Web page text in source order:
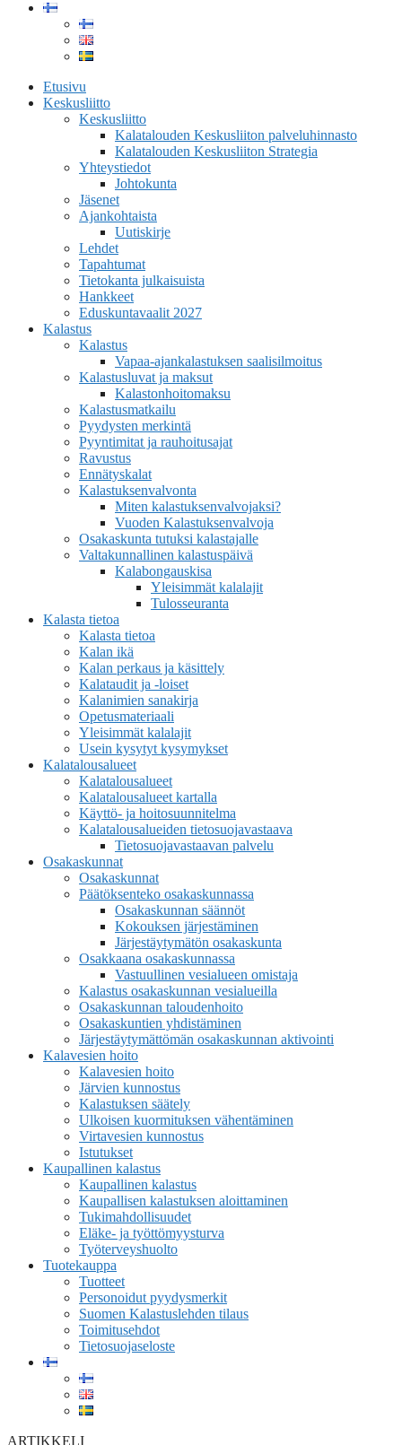
Etusivu
Keskusliitto
Keskusliitto
Kalatalouden Keskusliiton palveluhinnasto
Kalatalouden Keskusliiton Strategia
Yhteystiedot
Johtokunta
Jäsenet
Ajankohtaista
Uutiskirje
Lehdet
Tapahtumat
Tietokanta julkaisuista
Hankkeet
Eduskuntavaalit 2027
Kalastus
Kalastus
Vapaa-ajankalastuksen saalisilmoitus
Kalastusluvat ja maksut
Kalastonhoitomaksu
Kalastusmatkailu
Pyydysten merkintä
Pyyntimitat ja rauhoitusajat
Ravustus
Ennätyskalat
Kalastuksenvalvonta
Miten kalastuksenvalvojaksi?
Vuoden Kalastuksenvalvoja
Osakaskunta tutuksi kalastajalle
Valtakunnallinen kalastuspäivä
Kalabongauskisa
Yleisimmät kalalajit
Tulosseuranta
Kalasta tietoa
Kalasta tietoa
Kalan ikä
Kalan perkaus ja käsittely
Kalataudit ja -loiset
Kalanimien sanakirja
Opetusmateriaali
Yleisimmät kalalajit
Usein kysytyt kysymykset
Kalatalousalueet
Kalatalousalueet
Kalatalousalueet kartalla
Käyttö- ja hoitosuunnitelma
Kalatalousalueiden tietosuojavastaava
Tietosuojavastaavan palvelu
Osakaskunnat
Osakaskunnat
Päätöksenteko osakaskunnassa
Osakaskunnan säännöt
Kokouksen järjestäminen
Järjestäytymätön osakaskunta
Osakkaana osakaskunnassa
Vastuullinen vesialueen omistaja
Kalastus osakaskunnan vesialueilla
Osakaskunnan taloudenhoito
Osakaskuntien yhdistäminen
Järjestäytymättömän osakaskunnan aktivointi
Kalavesien hoito
Kalavesien hoito
Järvien kunnostus
Kalastuksen säätely
Ulkoisen kuormituksen vähentäminen
Virtavesien kunnostus
Istutukset
Kaupallinen kalastus
Kaupallinen kalastus
Kaupallisen kalastuksen aloittaminen
Tukimahdollisuudet
Eläke- ja työttömyysturva
Työterveyshuolto
Tuotekauppa
Tuotteet
Personoidut pyydysmerkit
Suomen Kalastuslehden tilaus
Toimitusehdot
Tietosuojaseloste
ARTIKKELI